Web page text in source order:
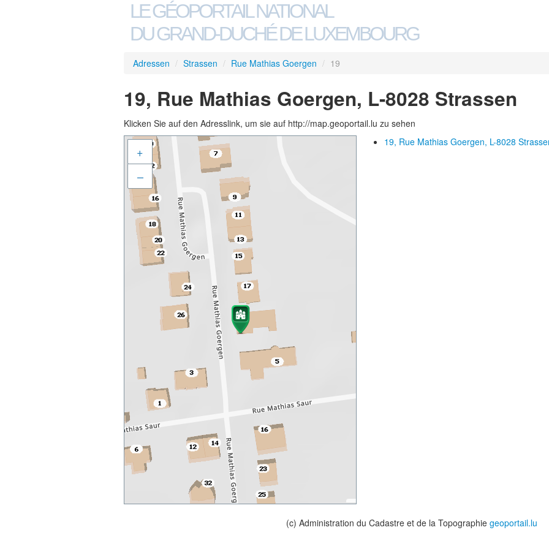
LE GÉOPORTAIL NATIONAL
DU GRAND-DUCHÉ DE LUXEMBOURG
Adressen / Strassen / Rue Mathias Goergen / 19
19, Rue Mathias Goergen, L-8028 Strassen
Klicken Sie auf den Adresslink, um sie auf http://map.geoportail.lu zu sehen
+
–
19, Rue Mathias Goergen, L-8028
(c) Administration du Cadastre et de la Topographie geoportail.lu